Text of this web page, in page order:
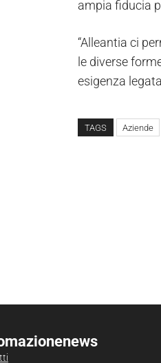
ampia fiducia
“Alleantia ci
le diverse
esigenza
TAGS Aziende